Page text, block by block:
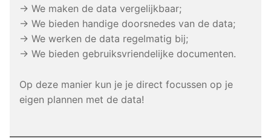
→ We maken de data vergelijkbaar;
→ We bieden handige doorsnedes van de data;
→ We werken de data regelmatig bij;
→ We bieden gebruiksvriendelijke documenten.
Op deze manier kun je je direct focussen op je
eigen plannen met de data!